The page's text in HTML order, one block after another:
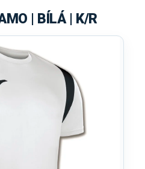
| BÍLÁ | K/R